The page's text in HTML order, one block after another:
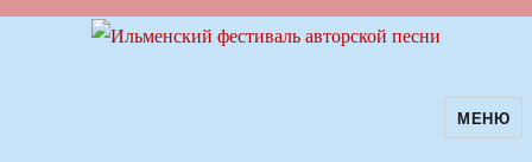
Ильменский фестиваль авторскойМЕНЮ